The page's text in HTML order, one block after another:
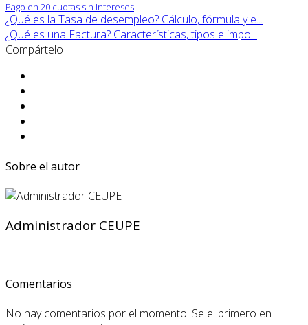
Pago en 20 cuotas sin intereses
¿Qué es la Tasa de desempleo? Cálculo, fórmula y e...
¿Qué es una Factura? Características, tipos e impo...
Compártelo
Sobre el autor
Administrador CEUPE
Comentarios
No hay comentarios por el momento. Se el primero en